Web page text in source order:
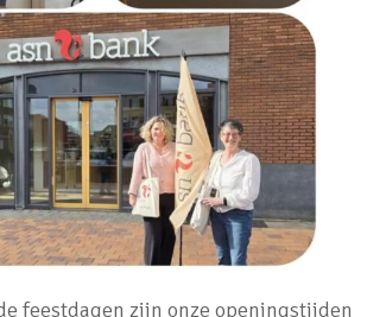
feestdagen zijn onze openingstijden